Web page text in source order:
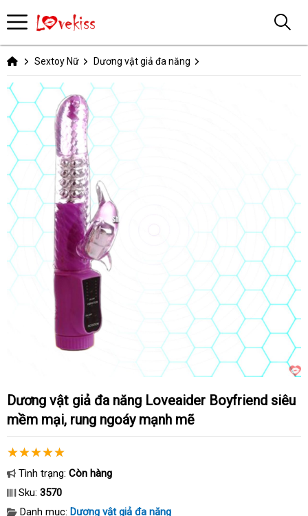
Sextoy Nữ Dương vật giả đa năng
Dương vật giả đa năng Loveaider Boyfriend siêu
mềm mại, rung ngoáy mạnh mẽ
Tình trạng: Còn hàng
Sku: 3570
Danh mục: Dương vật giả đa năng